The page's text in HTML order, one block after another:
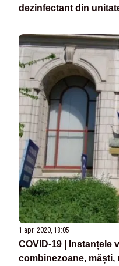
dezinfectant din
1 apr. 2020, 18:05
COVID-19 | Instanțele
combinezoane,